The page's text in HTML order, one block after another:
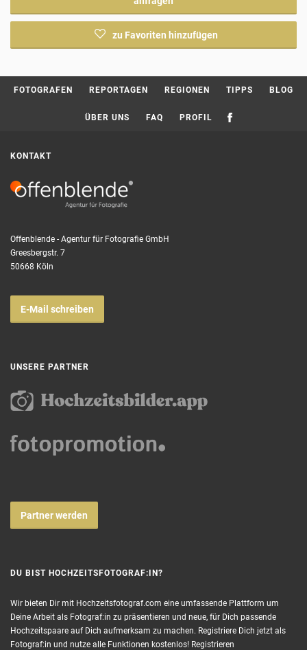
zu Favoriten hinzufügen
FOTOGRAFEN REPORTAGEN REGIONEN TIPPS BLOG
ÜBER UNS FAQ PROFIL
KONTAKT
Offenblende - Agentur für Fotografie GmbH
Greesbergstr. 7
50668 Köln
E-Mail schreiben
UNSERE PARTNER
Partner werden
DU BIST HOCHZEITSFOTOGRAF:IN?
Wir bieten Dir mit Hochzeitsfotograf.com eine umfassende Plattform um
Deine Arbeit als Fotograf:in zu präsentieren und neue, für Dich passende
Hochzeitspaare auf Dich aufmerksam zu machen. Registriere Dich jetzt als
Fotograf:in und nutze alle Funktionen kostenlos! Registrieren